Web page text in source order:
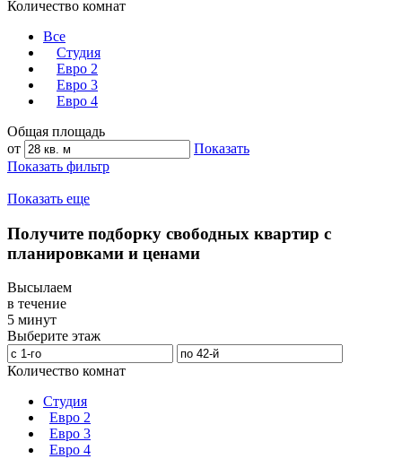
Количество комнат
Все
Студия
Евро 2
Евро 3
Евро 4
Общая площадь
от
Показать
Показать фильтр
Показать еще
Получите подборку свободных квартир с
планировками и ценами
Высылаем
в течение
5 минут
Выберите этаж
Количество комнат
Студия
Евро 2
Евро 3
Евро 4